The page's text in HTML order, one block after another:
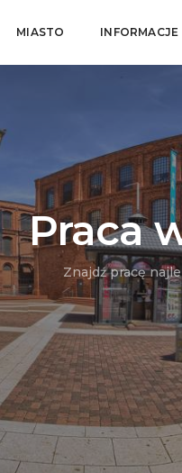
MIASTO INFORMACJE
Praca
Znajdź pracę